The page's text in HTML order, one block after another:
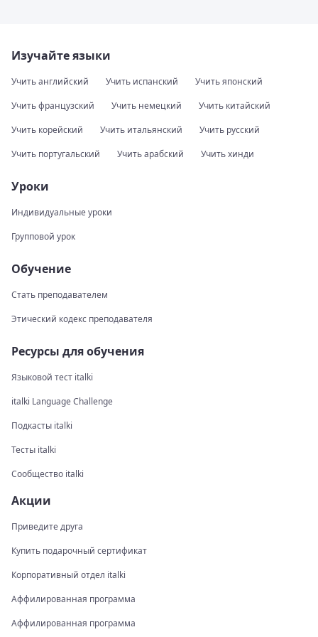
Изучайте языки
Учить английский Учить испанский
Учить японский
Учить французский
Учить немецкий
Учить китайский
Учить корейский
Учить итальянский
Учить русский
Учить португальский
Учить арабский Учить хинди
Уроки
Индивидуальные уроки
Групповой урок
Обучение
Стать преподавателем
Этический кодекс преподавателя
Ресурсы для обучения
Языковой тест italki
italki Language Challenge
Подкасты italki
Тесты italki
Сообщество italki
Акции
Приведите друга
Купить подарочный сертификат
Корпоративный отдел italki
Аффилированная программа
Аффилированная программа